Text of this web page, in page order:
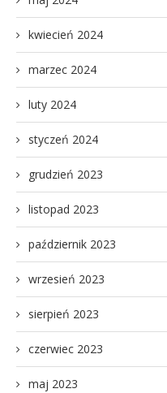
kwiecień 2024
marzec 2024
luty 2024
styczeń 2024
grudzień 2023
listopad 2023
październik 2023
wrzesień 2023
sierpień 2023
czerwiec 2023
maj 2023